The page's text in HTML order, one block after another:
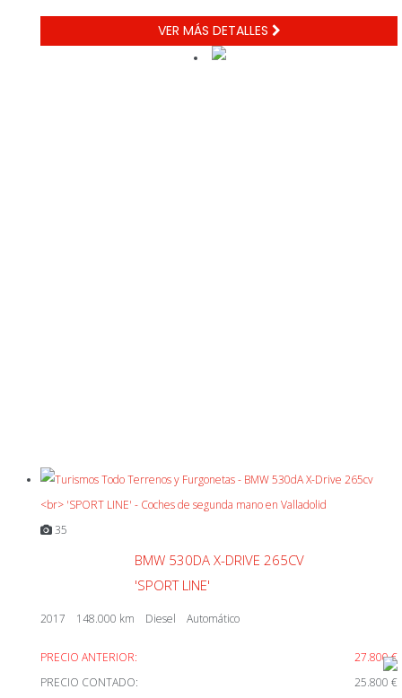
VER MÁS DETALLES
35
BMW 530DA X-DRIVE 265CV
'SPORT LINE'
2017 148.000 km Diesel Automático
PRECIO ANTERIOR:
27.800 €
PRECIO CONTADO:
25.800 €